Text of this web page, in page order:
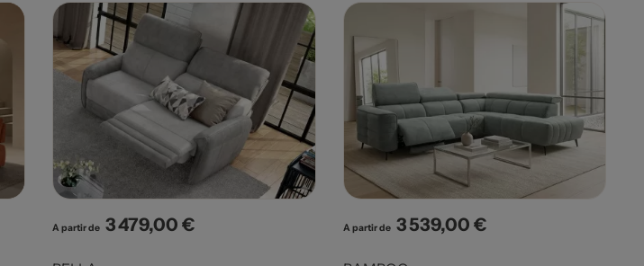
A partir de Prix
3 479,00 € A partir de Prix
3 539,00 €